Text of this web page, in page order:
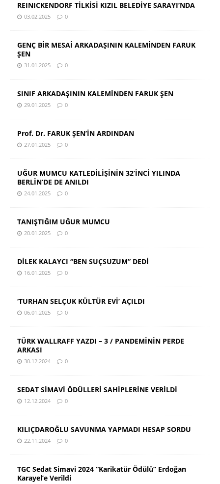
REINICKENDORF TİLKİSİ KIZIL BELEDİYE SARAYI’NDA
03.02.2025 0
GENÇ BİR MESAİ ARKADAŞININ KALEMİNDEN FARUK
ŞEN
31.01.2025 0
SINIF ARKADAŞININ KALEMİNDEN FARUK ŞEN
29.01.2025 0
Prof. Dr. FARUK ŞEN’İN ARDINDAN
27.01.2025 0
UĞUR MUMCU KATLEDİLİŞİNİN 32’İNCİ YILINDA
BERLİN’DE DE ANILDI
24.01.2025 0
TANIŞTIĞIM UĞUR MUMCU
20.01.2025 0
DİLEK KALAYCI “BEN SUÇSUZUM” DEDİ
16.01.2025 0
‘TURHAN SELÇUK KÜLTÜR EVİ’ AÇILDI
06.01.2025 0
TÜRK WALLRAFF YAZDI – 3 / PANDEMİNİN PERDE
ARKASI
30.12.2024 0
SEDAT SİMAVİ ÖDÜLLERİ SAHİPLERİNE VERİLDİ
12.12.2024 0
KILIÇDAROĞLU SAVUNMA YAPMADI HESAP SORDU
22.11.2024 0
TGC Sedat Simavi 2024 “Karikatür Ödülü” Erdoğan
Karayel’e Verildi